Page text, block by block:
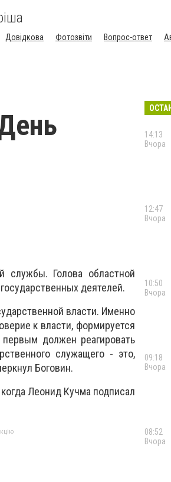
Довідкова Фотозвіти Вопрос-ответ
службы. Голова областной
деятелей.
власти. Именно
к власти, формируется
должен реагировать
служащего - это,
Боговин.
Леонид Кучма подписал
14:13
Вчора
12:47
Вчора
10:50
Вчора
09:18
Вчора
08:52
Вчора